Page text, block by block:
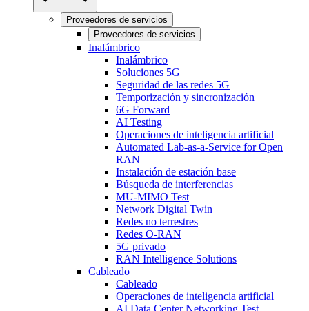
Proveedores de servicios
Proveedores de servicios
Inalámbrico
Inalámbrico
Soluciones 5G
Seguridad de las redes 5G
Temporización y sincronización
6G Forward
AI Testing
Operaciones de inteligencia artificial
Automated Lab-as-a-Service for Open
RAN
Instalación de estación base
Búsqueda de interferencias
MU-MIMO Test
Network Digital Twin
Redes no terrestres
Redes O-RAN
5G privado
RAN Intelligence Solutions
Cableado
Cableado
Operaciones de inteligencia artificial